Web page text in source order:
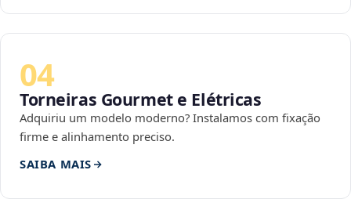
04
Torneiras Gourmet e Elétricas
Adquiriu um modelo moderno? Instalamos com fixação
firme e alinhamento preciso.
SAIBA MAIS